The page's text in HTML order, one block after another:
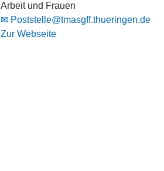
Arbeit und Frauen
✉ Poststelle@tmasgff.thueringen.de
Zur Webseite